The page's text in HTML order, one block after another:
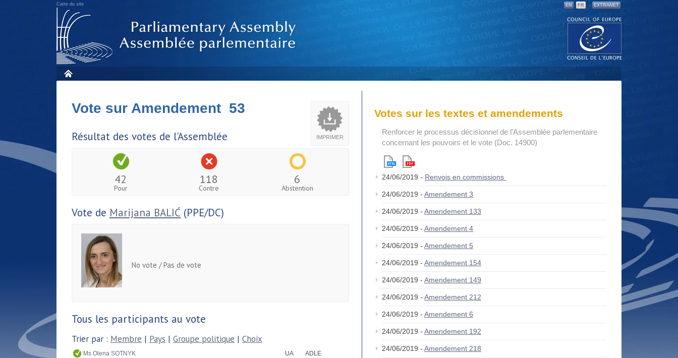
Carte du site EN FR EXTRANET
IMPRIMER
Vote sur Amendement 53
Résultat des votes de l'Assemblée
42
Pour
118
Contre
6
Abstention
Vote de Marijana BALIĆ (PPE/DC)
No vote / Pas de vote
Tous les participants au vote
Trier par : Membre | Pays | Groupe politique | Choix
Ms Olena SOTNYK UA
ADLE
Votes sur les textes et amendements
Renforcer le processus décisionnel de l'Assemblée parlementaire
concernant les pouvoirs et le vote (Doc. 14900)
24/06/2019 - Renvois en commissions
24/06/2019 - Amendement 3
24/06/2019 - Amendement 133
24/06/2019 - Amendement 4
24/06/2019 - Amendement 5
24/06/2019 - Amendement 154
24/06/2019 - Amendement 149
24/06/2019 - Amendement 212
24/06/2019 - Amendement 6
24/06/2019 - Amendement 192
24/06/2019 - Amendement 218